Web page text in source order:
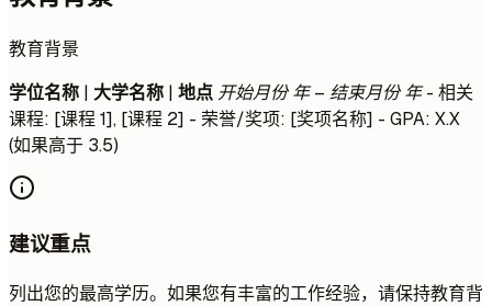
教育背景
学位名称 | 大学名称 | 地点 开始月份 年 – 结束月份 年- 相关
课程: [课程 1], [课程 2] - 荣誉/奖项: [奖项名称] - GPA: X.X
(如果高于 3.5)
建议重点
列出您的最高学历。如果您有丰富的工作经验，请保持教育背